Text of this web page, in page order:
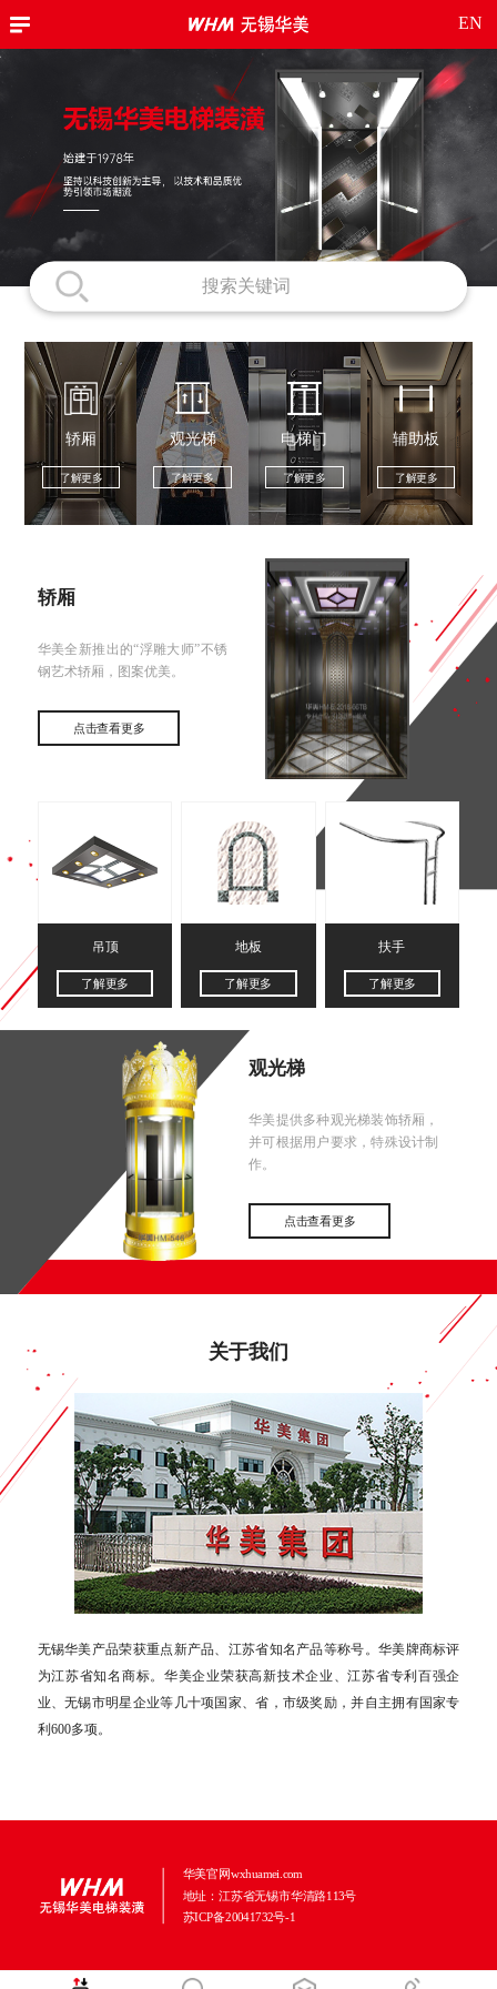
EN
轿厢
了解更多
观光梯
了解更多
电梯门
了解更多
辅助板
了解更多
轿厢
华美全新推出的“浮雕大师”不锈
钢艺术轿厢，图案优美。
点击查看更多
吊顶
了解更多
地板
了解更多
扶手
了解更多
观光梯
华美提供多种观光梯装饰轿厢，
并可根据用户要求，特殊设计制
作。
点击查看更多
关于我们
无锡华美产品荣获重点新产品、江苏省知名产品等称号。华美牌商标评
为江苏省知名商标。华美企业荣获高新技术企业、江苏省专利百强企
业、无锡市明星企业等几十项国家、省，市级奖励，并自主拥有国家专
利600多项。
华美官网wxhuamei.com
地址：江苏省无锡市华清路113号
苏ICP备20041732号-1